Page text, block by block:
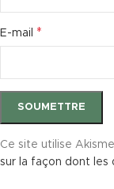
E-mail *
Ce site utilise
sur la façon dont les